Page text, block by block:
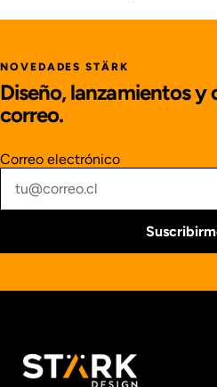
NOVEDADES STÄRK
Diseño, lanzamientos y
correo.
Correo electrónico